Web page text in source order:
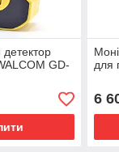
GD-
для
6